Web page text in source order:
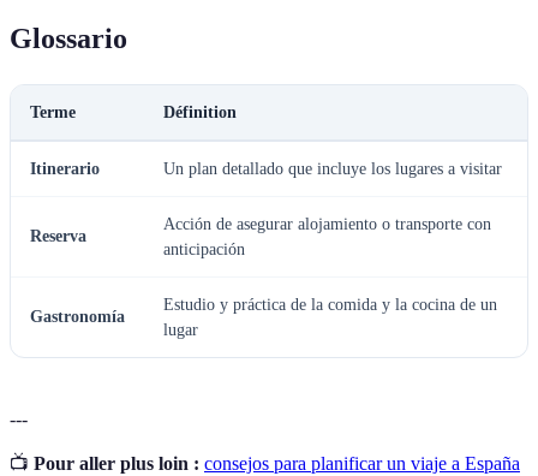
Glossario
Terme Définition
Itinerario Un plan detallado que incluye los lugares a visitar
Reserva
Acción de asegurar alojamiento o transporte con
anticipación
Gastronomía
Estudio y práctica de la comida y la cocina de un
lugar
---
📺 Pour aller plus loin : consejos para planificar un viaje a España